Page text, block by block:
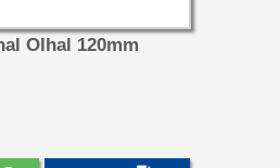
Olhal 120mm